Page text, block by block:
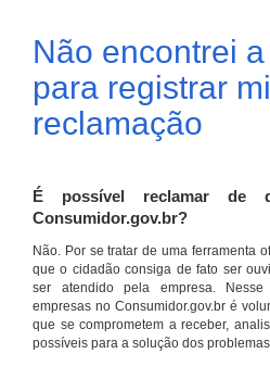
Não encontrei
para registrar
reclamação
É possível reclamar de
Consumidor.gov.br?
Não. Por se tratar de uma ferramenta
que o cidadão consiga de fato ser
ser atendido pela empresa.
empresas no Consumidor.gov.br é
que se comprometem a receber,
possíveis para a solução dos